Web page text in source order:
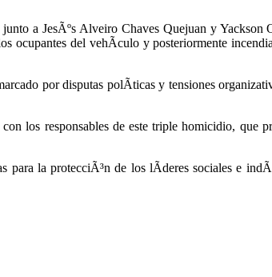
a JesÃºs Alveiro Chaves Quejuan y Yackson
del vehÃ­culo y posteriormente
por disputas polÃ­ticas y tensiones
los responsables de este triple homicidio, que
para la protecciÃ³n de los lÃ­deres sociales e